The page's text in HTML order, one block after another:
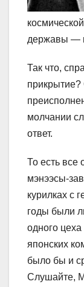
державы —
Так что,
прикрытие?
молчании
ответ.
То есть все
мэнээсы-
курилках с
годы были
одного
японских
было бы и
Слушайте,